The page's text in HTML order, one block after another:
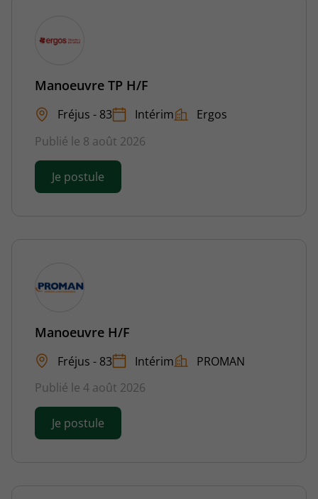
Manoeuvre TP H/F
Fréjus - 83 Intérim
Ergos
Publié le 8 août 2026
Je postule
Manoeuvre H/F
Fréjus - 83 Intérim
PROMAN
Publié le 4 août 2026
Je postule